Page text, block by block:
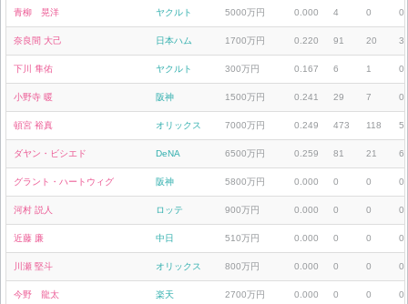
青柳 晃洋 ヤクルト 5000万円 0.000 4 0 0
奈良間 大己 日本ハム 1700万円 0.220 91 20 3
下川 隼佑 ヤクルト 300万円 0.167 6 1 0
小野寺 暖 阪神 1500万円 0.241 29 7 0
頓宮 裕真 オリックス 7000万円 0.249 473 118
ダヤン・ビシエド DeNA 6500万円 0.259 81 21 6
グラント・ハートウィグ 阪神 5800万円 0.000 0 0 0
河村 説人 ロッテ 900万円 0.000 0 0 0
近藤 廉 中日 510万円 0.000 0 0 0
川瀬 堅斗 オリックス 800万円 0.000 0 0 0
今野 龍太 楽天 2700万円 0.000 0 0 0